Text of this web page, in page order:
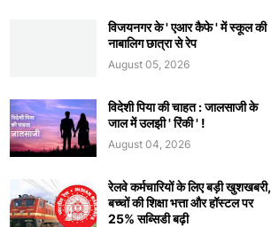
विजयनगर के ' एआर कैफे ' में स्कूल की
नाबालिग छात्रा से रेप
August 05, 2026
विदेशी पिया की चाहत : जालसाजी के
जाल में उलझी ' रिंकी ' !
August 04, 2026
रेलवे कर्मचारियों के लिए बड़ी खुशखबरी,
बच्चों की शिक्षा भत्ता और हॉस्टल पर
25% सब्सिडी बढ़ी